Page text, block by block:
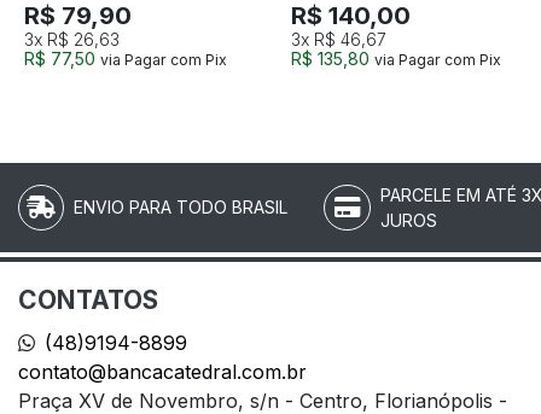
R$ 79,90
3x R$ 26,63
R$ 77,50 via Pagar com Pix
R$ 140,00
3x R$ 46,67
R$ 135,80 via Pagar com Pix
ENVIO PARA TODO BRASIL
PARCELE EM ATÉ
JUROS
CONTATOS
(48)9194-8899
contato@bancacatedral.com.br
Praça XV de Novembro, s/n - Centro, Florianópolis -